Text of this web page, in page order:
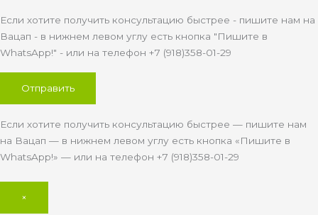
Если хотите получить консультацию быстрее - пишите нам на
Вацап - в нижнем левом углу есть кнопка "Пишите в
WhatsApp!" - или на телефон +7 (918)358-01-29
Если хотите получить консультацию быстрее — пишите нам
на Вацап — в нижнем левом углу есть кнопка «Пишите в
WhatsApp!» — или на телефон +7 (918)358-01-29
×